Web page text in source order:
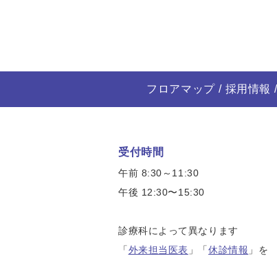
フロアマップ 採用情報
受付時間
午前 8:30～11:30
午後 12:30〜15:30
診療科によって異なります
「外来担当医表 」「休診情報 」を